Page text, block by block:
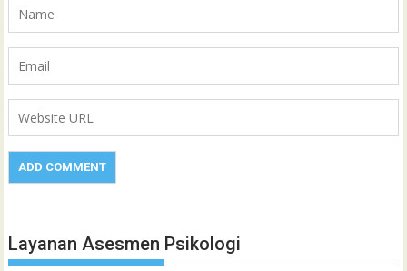
Layanan Asesmen Psikologi